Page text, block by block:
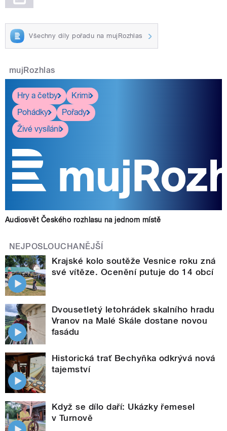
Všechny díly pořadu na mujRozhlas
mujRozhlas
Hry a četby
Krimi
Pohádky
Pořady
Živé vysílání
Audiosvět Českého rozhlasu na jednom místě
NEJPOSLOUCHANĚJŠÍ
Krajské kolo soutěže Vesnice roku zná
své vítěze. Ocenění putuje do 14 obcí
Dvousetletý letohrádek skalního hradu
Vranov na Malé Skále dostane novou
fasádu
Historická trať Bechyňka odkrývá nová
tajemství
Když se dílo daří: Ukázky řemesel
v Turnově